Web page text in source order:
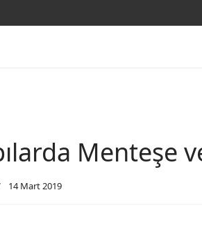
Menteşe
14 Mart 2019